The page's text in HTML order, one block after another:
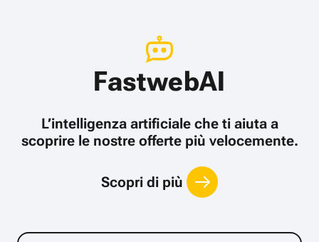
FastwebAI
L’intelligenza artificiale che ti aiuta a
scoprire le nostre offerte più velocemente.
Scopri di più